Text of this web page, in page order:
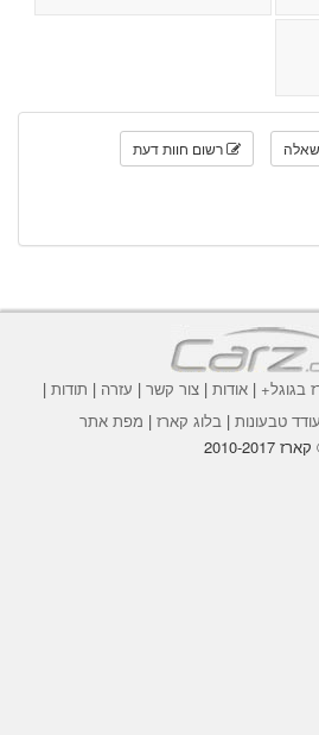
רשום חוות דעת
בגוגל+|אודות |צור קשר | עזרה | תודות |
| בלוג קארז | מפת אתר
2010-2017